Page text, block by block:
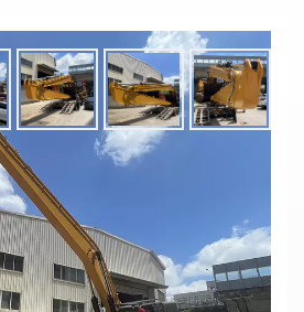
Liugong CLG952,
Длиной 22 Метра И
52 Тонны
размер